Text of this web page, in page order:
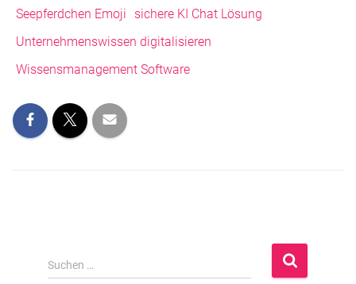
Seepferdchen Emoji
sichere KI Chat Lösung
Unternehmenswissen digitalisieren
Wissensmanagement Software
S
u
Suchen …